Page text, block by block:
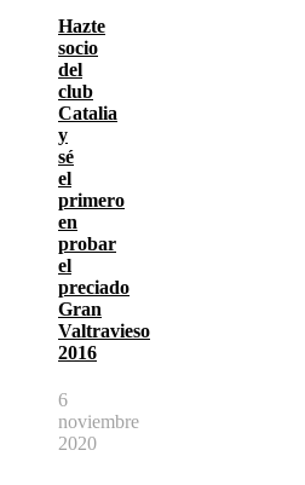
Hazte
socio
del
club
Catalia
y
sé
el
primero
en
probar
el
preciado
Gran
Valtravieso
2016
6
noviembre
2020